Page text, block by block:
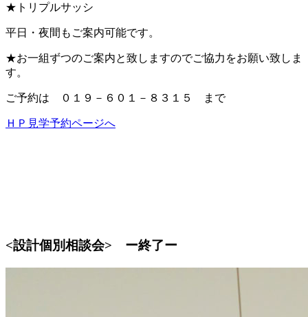
★トリプルサッシ
平日・夜間もご案内可能です。
★お一組ずつのご案内と致しますのでご協力をお願い致しま
す。
ご予約は ０１９－６０１－８３１５ まで
ＨＰ見学予約ページへ
<設計個別相談会> ー終了ー